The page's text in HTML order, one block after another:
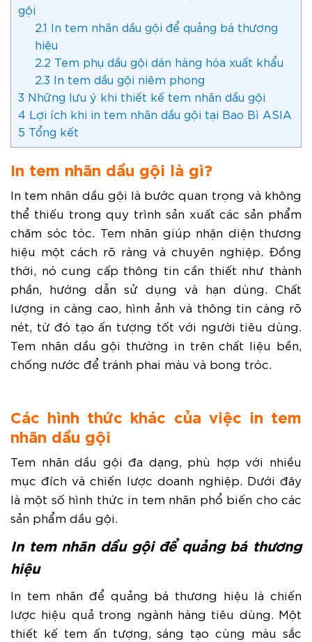
gội
2.1 In tem nhãn dầu gội để quảng bá thương
hiệu
2.2 Tem phụ dầu gội dán hàng hóa xuất khẩu
2.3 In tem dầu gội niêm phong
3 Những lưu ý khi thiết kế tem nhãn dầu gội
4 Lợi ích khi in tem nhãn dầu gội tại Bao Bì ASIA
5 Tổng kết
In tem nhãn dầu gội là gì?
In tem nhãn dầu gội là bước quan trọng và không
thể thiếu trong quy trình sản xuất các sản phẩm
chăm sóc tóc. Tem nhãn giúp nhận diện thương
hiệu một cách rõ ràng và chuyên nghiệp. Đồng
thời, nó cung cấp thông tin cần thiết như thành
phần, hướng dẫn sử dụng và hạn dùng. Chất
lượng in càng cao, hình ảnh và thông tin càng rõ
nét, từ đó tạo ấn tượng tốt với người tiêu dùng.
Tem nhãn dầu gội thường in trên chất liệu bền,
chống nước để tránh phai màu và bong tróc.
Các hình thức khác của việc in tem
nhãn dầu gội
Tem nhãn dầu gội đa dạng, phù hợp với nhiều
mục đích và chiến lược doanh nghiệp. Dưới đây
là một số hình thức in tem nhãn phổ biến cho các
sản phẩm dầu gội.
In tem nhãn dầu gội để quảng bá thương
hiệu
In tem nhãn để quảng bá thương hiệu là chiến
lược hiệu quả trong ngành hàng tiêu dùng. Một
thiết kế tem ấn tượng, sáng tạo cùng màu sắc